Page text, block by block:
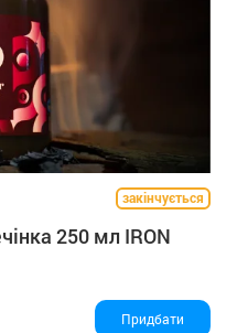
закінчується
250 мл IRON
Придбати